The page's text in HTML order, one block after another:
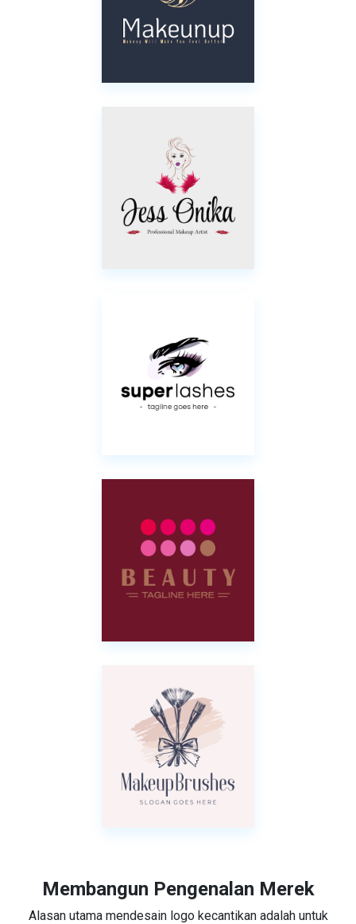
Membangun Pengenalan Merek
Alasan utama mendesain logo kecantikan adalah untuk